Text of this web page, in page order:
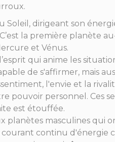
Soleil, dirigeant son
la première planète
et Vénus.
qui anime les
de s'affirmer, mais
l'envie et la
pouvoir personnel. Ces
est étouffée.
planètes masculines
continu d'énergie